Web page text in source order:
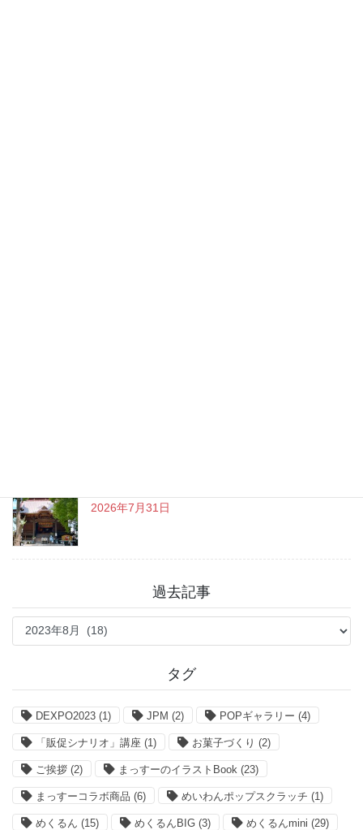
2026年7月31日
過去記事
過
記
タグ
DEXPO2023 (1) JPM (2) POPギャラリー (4)
「販促シナリオ」講座 (1) お菓子づくり (2)
ご挨拶 (2) まっすーのイラストBook (23)
まっすーコラボ商品 (6) めいわんポップスクラッチ (1)
めくるん (15) めくるんBIG (3) めくるんmini (29)